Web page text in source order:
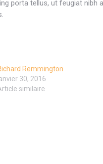
porta tellus, ut feugiat nibh
Remmington
30, 2016
similaire